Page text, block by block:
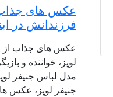
عکس های جذاب
فرزندانش در
عکس های جذاب از
لوپز، خواننده و
مدل لباس جنیفر
جنیفر لوپز، عکس